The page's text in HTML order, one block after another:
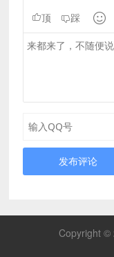
顶 踩 
发布评论
Copyright ©